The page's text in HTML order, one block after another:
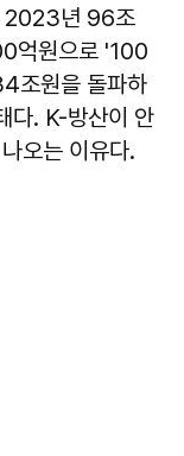
2023년 96조
억원으로 '100
조원을 돌파하
다. K-방산이 안
오는 이유다.